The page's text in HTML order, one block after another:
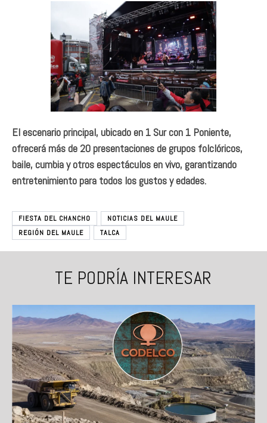
El escenario principal, ubicado en 1 Sur con 1 Poniente,
ofrecerá más de 20 presentaciones de grupos folclóricos,
baile, cumbia y otros espectáculos en vivo, garantizando
entretenimiento para todos los gustos y edades.
FIESTA DEL CHANCHO
NOTICIAS DEL MAULE
REGIÓN DEL MAULE
TALCA
TE PODRÍA INTERESAR